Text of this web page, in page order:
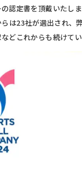
認定書を頂戴いたし
は23社が選出され、
どこれからも続けてい